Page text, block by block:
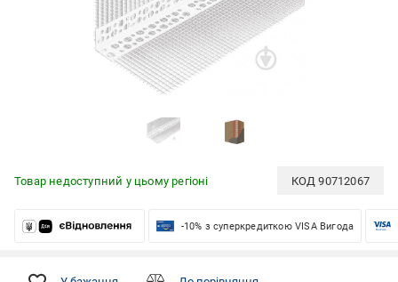
Товар недоступний у цьому регіоні КОД90712067
-10% з суперкредиткою VISA Вигода